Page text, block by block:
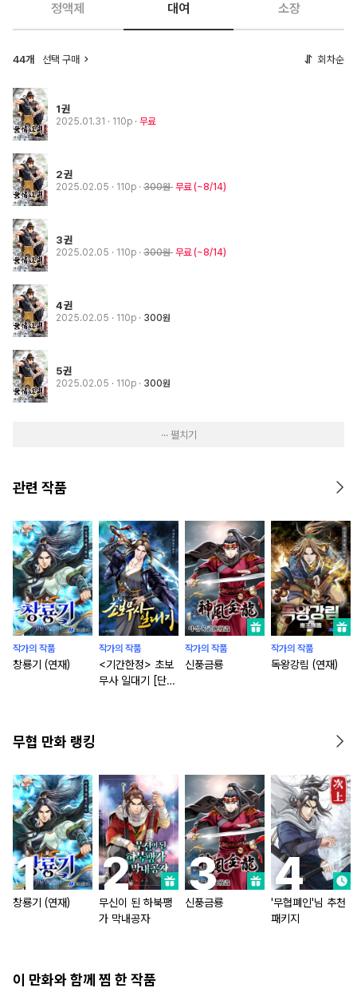
정액제 대여 소장
44개 선택 구매 회차순
1권
2025.01.31 · 110p 무료
2권
2025.02.05 · 110p 300원 무료 (~8/14)
3권
2025.02.05 · 110p 300원 무료 (~8/14)
4권
2025.02.05 · 110p 300원
5권
2025.02.05 · 110p 300원
··· 펼치기
관련 작품
작가의 작품
창룡기 (연재)
작가의 작품
<기간한정> 초보
무사 일대기 [단행
작가의 작품
신풍금룡
작가의 작품
독왕강림 (연재)
무협 만화 랭킹
창룡기 (연재)
무신이 된 하북팽
가 막내공자
신풍금룡
'무협폐인'님 추천
패키지
이 만화와 함께 찜 한 작품